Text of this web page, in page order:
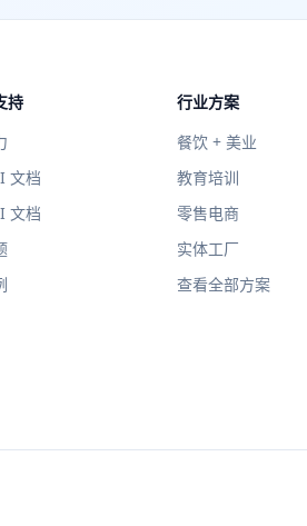
持
文档
文档
行业方案
餐饮 + 美业
教育培训
零售电商
实体工厂
查看全部方案